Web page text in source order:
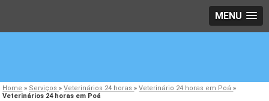
MENU
Home » Serviços»Veterinários 24 horas»Veterinário 24 horas em Poá»
Veterinários 24 horas em Poá